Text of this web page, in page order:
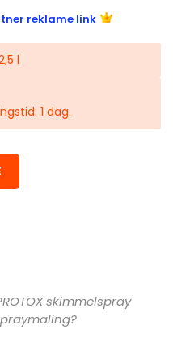
reklame link
l
1 dag.
skimmelspray